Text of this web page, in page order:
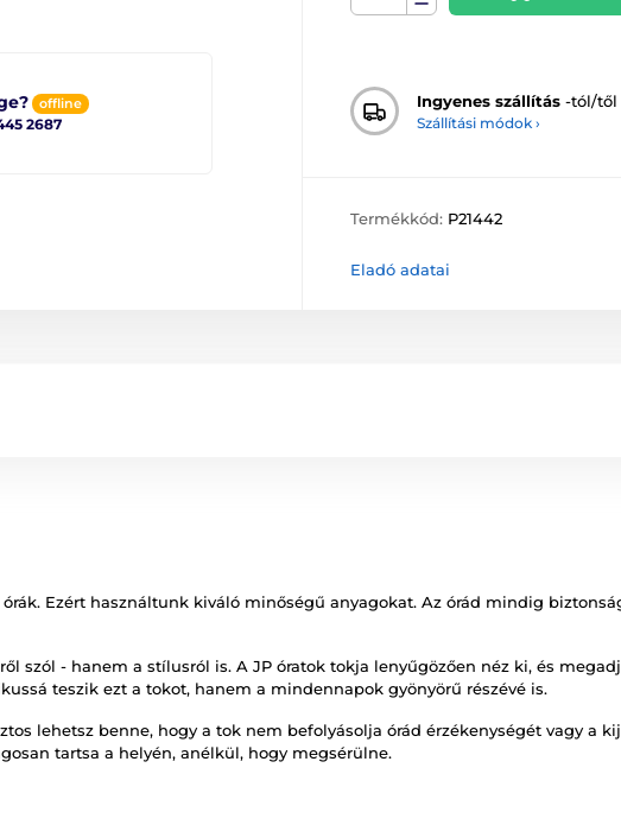
offline
2687
Ingyenes szállítás -tól/től
Szállítási módok ›
Termékkód: P21442
Eladó adatai
Ezért használtunk kiváló minőségű anyagokat. Az órád mindig
szól - hanem a stílusról is. A JP óratok tokja lenyűgözően néz ki, és
teszik ezt a tokot, hanem a mindennapok gyönyörű részévé is.
lehetsz benne, hogy a tok nem befolyásolja órád érzékenységét vagy a
tartsa a helyén, anélkül, hogy megsérülne.